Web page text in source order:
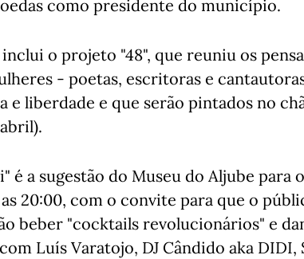
como presidente do município.
o projeto "48", que reuniu os
- poetas, escritoras e
e liberdade e que serão pintados no
é a sugestão do Museu do Aljube para
20:00, com o convite para que o
beber "cocktails revolucionários" e
Luís Varatojo, DJ Cândido aka DIDI,